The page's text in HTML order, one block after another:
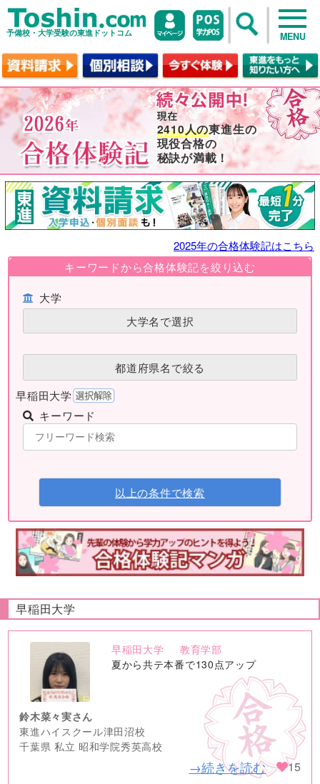
予備校・大学受験の東進ドットコム MENU
2410人の東進生の
現役合格の
秘訣が満載！
2025年の合格体験記はこちら
キーワードから合格体験記を絞り込む
大学
大学名で選択
都道府県名で絞る
早稲田大学
キーワード
以上の条件で検索
早稲田大学
no
image
早稲田大学
教育学部
夏から共テ本番で130点アップ
鈴木菜々実さん
東進ハイスクール津田沼校
千葉県 私立 昭和学院秀英高校
→続きを読む 15